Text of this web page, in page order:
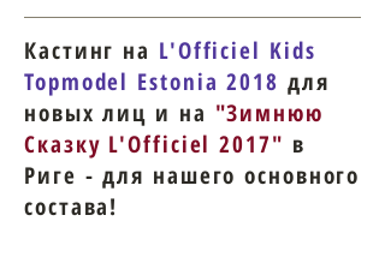
Кастинг на L'Officiel Kids
Topmodel Estonia 2018 для
новых лиц и на "Зимнюю
Сказку L'Officiel 2017" в
Риге - для нашего основного
состава!